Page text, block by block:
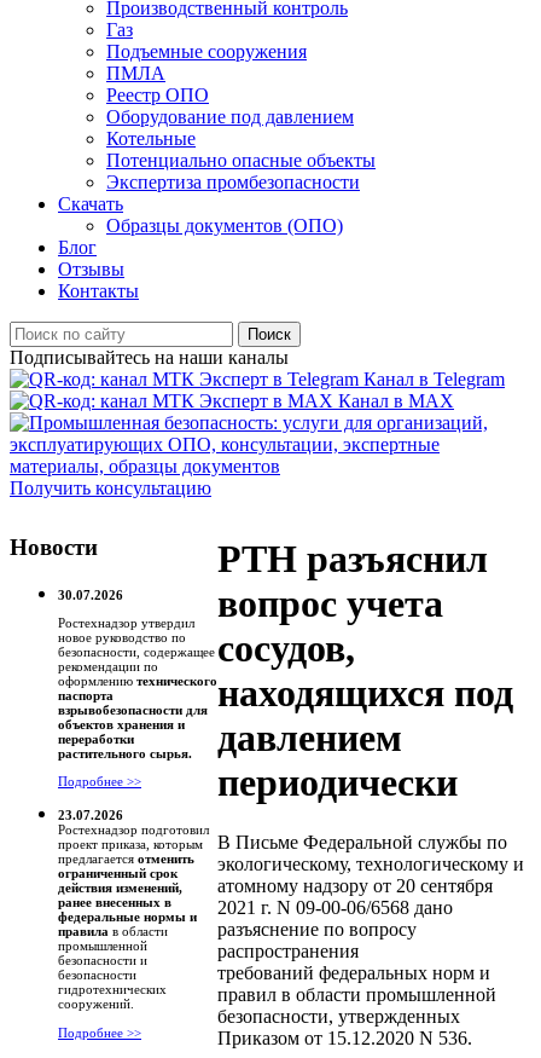
Производственный контроль
Газ
Подъемные сооружения
ПМЛА
Реестр ОПО
Оборудование под давлением
Котельные
Потенциально опасные объекты
Экспертиза промбезопасности
Скачать
Образцы документов (ОПО)
Блог
Отзывы
Контакты
Поиск
Подписывайтесь на наши каналы
Канал в Telegram
Канал в MAX
Получить консультацию
Новости
30.07.2026
Ростехнадзор утвердил
новое руководство по
безопасности, содержащее
рекомендации по
оформлению технического
паспорта
взрывобезопасности для
объектов хранения и
переработки
растительного сырья.
Подробнее >>
23.07.2026
Ростехнадзор подготовил
проект приказа, которым
предлагается отменить
ограниченный срок
действия изменений,
ранее внесенных в
федеральные нормы и
правила в области
промышленной
безопасности и
безопасности
гидротехнических
сооружений.
Подробнее >>
РТН разъяснил
вопрос учета
сосудов,
находящихся под
давлением
периодически
В Письме Федеральной службы по
экологическому, технологическому и
атомному надзору от 20 сентября
2021 г. N 09-00-06/6568 дано
разъяснение по вопросу
распространения
требований федеральных норм и
правил в области промышленной
безопасности, утвержденных
Приказом от 15.12.2020 N 536.